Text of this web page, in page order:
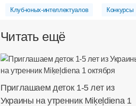
Клуб-юных-интеллектуалов Конкурсы
Читать ещё
Приглашаем деток 1-5 лет из
Украины на утренник Miķeļdiena 1